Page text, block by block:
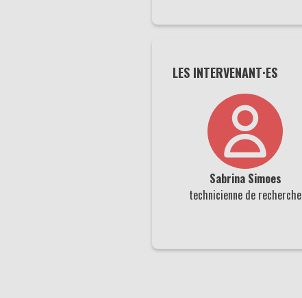
LES INTERVENANT·ES
Sabrina Simoes
technicienne de recherche